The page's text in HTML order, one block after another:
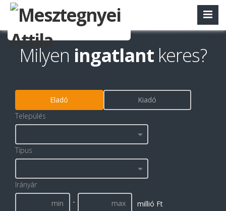
Milyen ingatlant keres?
Eladó
Kiadó
Település
Típus
Irányár
-
millió Ft